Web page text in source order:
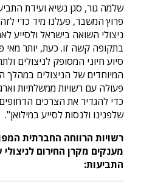
שלמה גור, סגן נשיא ועידת
פרוץ המשבר, פעלנו מיד כדי
ניצולי השואה בישראל ולסייע
בתקופה קשה זו. כעת, יותר
סיוע חיוני המסופק לניצולים
המיוחדים של הניצולים במהלך
פעולה עם רשויות ממשלתיות
כדי להגדיר את הצרכים
שלפנינו ולנסות לסייע במילואן".
רשויות הרווחה החברתית
מענקים מקרן החירום
התביעות: